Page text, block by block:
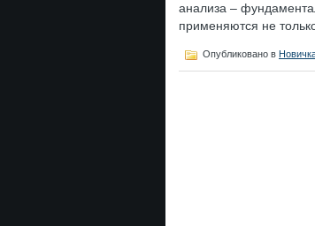
анализа –
применяются не
Опубликовано в